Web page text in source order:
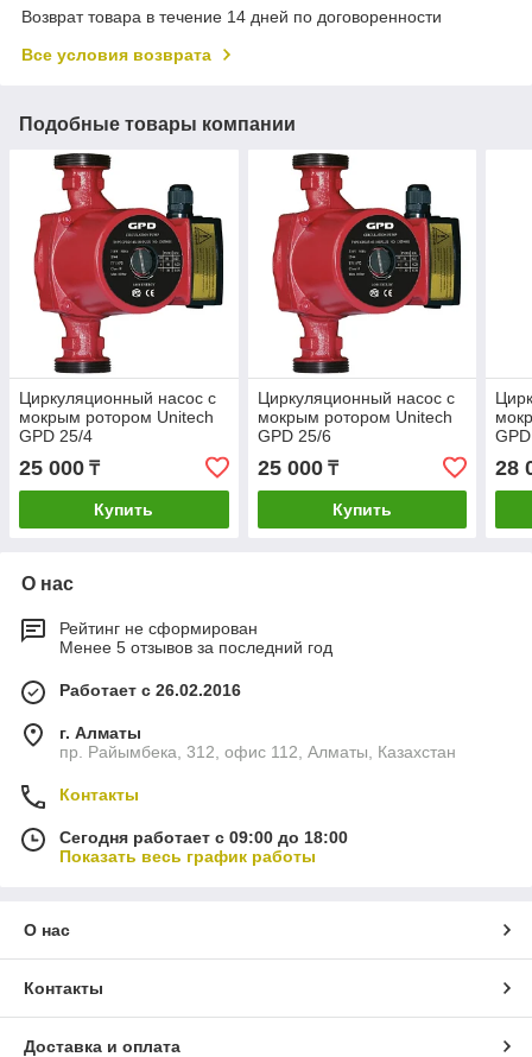
Возврат товара в течение 14 дней по договоренности
Все условия возврата
Подобные товары компании
Циркуляционный насос с
мокрым ротором Unitech
GPD 25/4
25 000 ₸
Купить
Циркуляционный насос с
мокрым ротором Unitech
GPD 25/6
25 000₸
Купить
28
О нас
Рейтинг не сформирован
Менее 5 отзывов за последний год
Работает с 26.02.2016
г. Алматы
пр. Райымбека, 312, офис 112, Алматы, Казахстан
Контакты
Сегодня работает с 09:00 до 18:00
Показать весь график работы
О нас
Контакты
Доставка и оплата